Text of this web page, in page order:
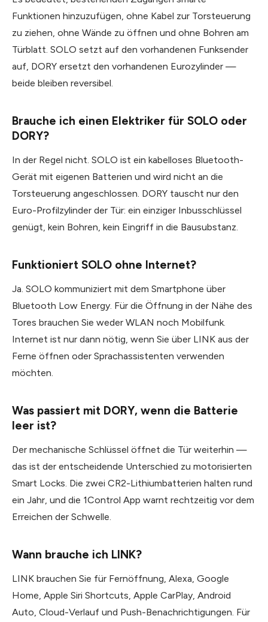
Funktionen hinzuzufügen, ohne Kabel zur Torsteuerung
zu ziehen, ohne Wände zu öffnen und ohne Bohren am
Türblatt. SOLO setzt auf den vorhandenen Funksender
auf, DORY ersetzt den vorhandenen Eurozylinder —
beide bleiben reversibel.
Brauche ich einen Elektriker für SOLO oder
DORY?
In der Regel nicht. SOLO ist ein kabelloses Bluetooth-
Gerät mit eigenen Batterien und wird nicht an die
Torsteuerung angeschlossen. DORY tauscht nur den
Euro-Profilzylinder der Tür: ein einziger Inbusschlüssel
genügt, kein Bohren, kein Eingriff in die Bausubstanz.
Funktioniert SOLO ohne Internet?
Ja. SOLO kommuniziert mit dem Smartphone über
Bluetooth Low Energy. Für die Öffnung in der Nähe des
Tores brauchen Sie weder WLAN noch Mobilfunk.
Internet ist nur dann nötig, wenn Sie über LINK aus der
Ferne öffnen oder Sprachassistenten verwenden
möchten.
Was passiert mit DORY, wenn die Batterie
leer ist?
Der mechanische Schlüssel öffnet die Tür weiterhin —
das ist der entscheidende Unterschied zu motorisierten
Smart Locks. Die zwei CR2-Lithiumbatterien halten rund
ein Jahr, und die 1Control App warnt rechtzeitig vor dem
Erreichen der Schwelle.
Wann brauche ich LINK?
LINK brauchen Sie für Fernöffnung, Alexa, Google
Home, Apple Siri Shortcuts, Apple CarPlay, Android
Auto, Cloud-Verlauf und Push-Benachrichtigungen. Für